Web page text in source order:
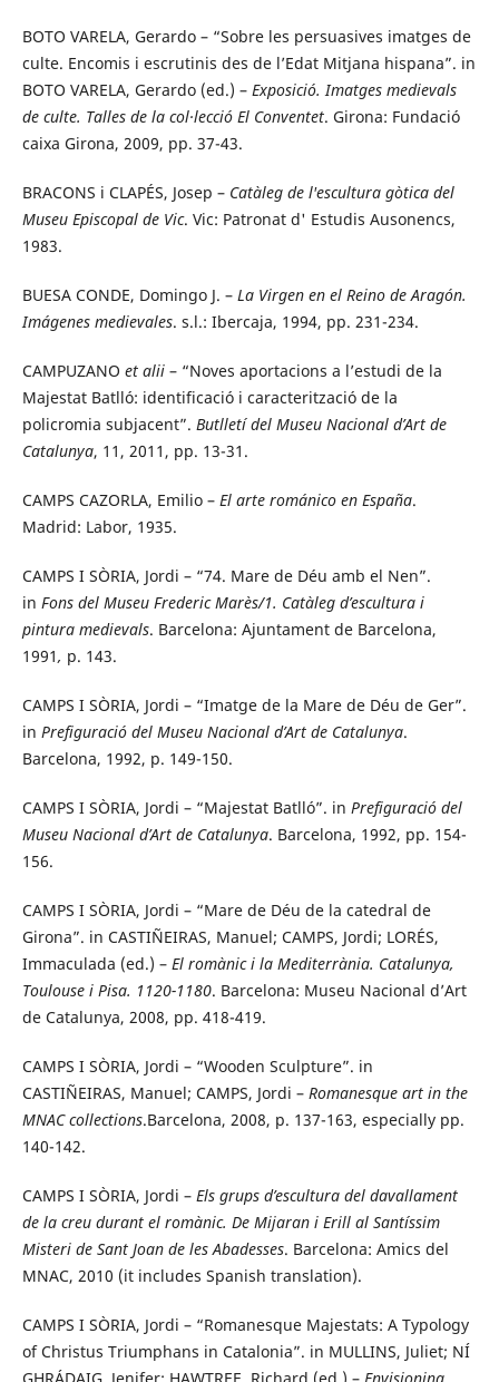
BOTO VARELA, Gerardo – “Sobre les persuasives imatges de
culte. Encomis i escrutinis des de l’Edat Mitjana hispana”. in
BOTO VARELA, Gerardo (ed.) – Exposició. Imatges medievals
de culte. Talles de la col·lecció El Conventet. Girona: Fundació
caixa Girona, 2009, pp. 37-43.
BRACONS i CLAPÉS, Josep – Catàleg de l'escultura gòtica del
Museu Episcopal de Vic. Vic: Patronat d' Estudis Ausonencs,
1983.
BUESA CONDE, Domingo J. – La Virgen en el Reino de Aragón.
Imágenes medievales. s.l.: Ibercaja, 1994, pp. 231-234.
CAMPUZANO et alii– “Noves aportacions a l’estudi de la
Majestat Batlló: identificació i caracterització de la
policromia subjacent”. Butlletí del Museu Nacional d’Art de
Catalunya, 11, 2011, pp. 13-31.
CAMPS CAZORLA, Emilio – El arte románico en España.
Madrid: Labor, 1935.
CAMPS I SÒRIA, Jordi – “74. Mare de Déu amb el Nen”.
in Fons del Museu Frederic Marès/1. Catàleg d’escultura i
pintura medievals. Barcelona: Ajuntament de Barcelona,
1991, p. 143.
CAMPS I SÒRIA, Jordi – “Imatge de la Mare de Déu de Ger”.
in Prefiguració del Museu Nacional d’Art de Catalunya.
Barcelona, 1992, p. 149-150.
CAMPS I SÒRIA, Jordi – “Majestat Batlló”. in Prefiguració del
Museu Nacional d’Art de Catalunya. Barcelona, 1992, pp. 154-
156.
CAMPS I SÒRIA, Jordi – “Mare de Déu de la catedral de
Girona”. in CASTIÑEIRAS, Manuel; CAMPS, Jordi; LORÉS,
Immaculada (ed.) – El romànic i la Mediterrània. Catalunya,
Toulouse i Pisa. 1120-1180. Barcelona: Museu Nacional d’Art
de Catalunya, 2008, pp. 418-419.
CAMPS I SÒRIA, Jordi – “Wooden Sculpture”. in
CASTIÑEIRAS, Manuel; CAMPS, Jordi – Romanesque art in the
MNAC collections.Barcelona, 2008, p. 137-163, especially pp.
140-142.
CAMPS I SÒRIA, Jordi – Els grups d’escultura del davallament
de la creu durant el romànic. De Mijaran i Erill al Santíssim
Misteri de Sant Joan de les Abadesses. Barcelona: Amics del
MNAC, 2010 (it includes Spanish translation).
CAMPS I SÒRIA, Jordi – “Romanesque Majestats: A Typology
of Christus Triumphans in Catalonia”. in MULLINS, Juliet; NÍ